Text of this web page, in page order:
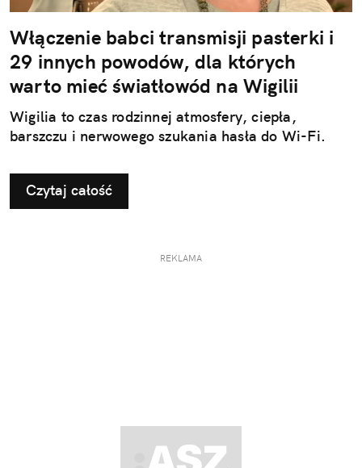
Włączenie babci transmisji pasterki i
29 innych powodów, dla których
warto mieć światłowód na Wigilii
Wigilia to czas rodzinnej atmosfery, ciepła,
barszczu i nerwowego szukania hasła do Wi-Fi.
Czytaj całość
REKLAMA